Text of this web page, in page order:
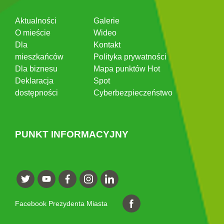
Aktualności
O mieście
Dla
mieszkańców
Dla biznesu
Deklaracja
dostępności
Galerie
Wideo
Kontakt
Polityka prywatności
Mapa punktów Hot
Spot
Cyberbezpieczeństwo
PUNKT INFORMACYJNY
Facebook Prezydenta Miasta